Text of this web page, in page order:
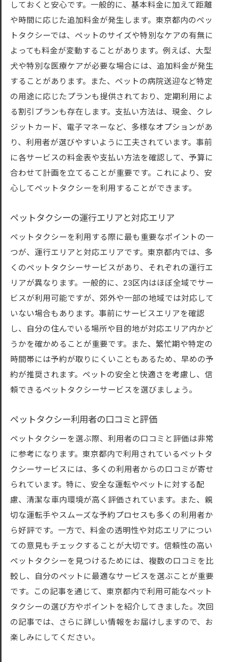
あなたのペットに最適な東京都内のペットタク
シーの選び方
ペットの年齢や健康状態に応じたタクシー
の選択
予約時に確認すべきペットタクシーの対応
内容
信頼できるペットタクシー会社の見分け方
ペットタクシーのサービス範囲と利用可能
時間
ペットタクシーの利用料金と割引制度の確
東京都内で利用できるペットタクシーの特徴と
選び方
東京都内のペットタクシーのサービス特徴
ペットタクシーの車両タイプとその違い
ペットタクシーの利用シーン別のおすすめ
ペットタクシーの利用前に知っておくべき
こと
ペットタクシーサービスの評判と選び方の
ポイント
に
ペットタクシーが日常の移動を楽にする理
由
緊急事態にも対応可能なペットタクシーの
サービス
ペットタクシーの定期利用とそのメリット
観光や旅行にも便利なペットタクシーの活
用法
ペットタクシーの利用者インタビューとそ
の感想
東京都内のペットタクシーサービス利用ガイド
ペットタクシーの利用手順と準備するもの
初めてのペットタクシー利用者へのアドバ
しておくと安心です。一般的に、基本料金に加えて距離
や時間に応じた追加料金が発生します。東京都内のペッ
トタクシーでは、ペットのサイズや特別なケアの有無に
よっても料金が変動することがあります。例えば、大型
犬や特別な医療ケアが必要な場合には、追加料金が発生
することがあります。また、ペットの病院送迎など特定
の用途に応じたプランも提供されており、定期利用によ
る割引プランも存在します。支払い方法は、現金、クレ
ジットカード、電子マネーなど、多様なオプションがあ
り、利用者が選びやすいように工夫されています。事前
に各サービスの料金表や支払い方法を確認して、予算に
合わせて計画を立てることが重要です。これにより、安
心してペットタクシーを利用することができます。
ペットタクシーの運行エリアと対応エリア
ペットタクシーを利用する際に最も重要なポイントの一
つが、運行エリアと対応エリアです。東京都内では、多
くのペットタクシーサービスがあり、それぞれの運行エ
リアが異なります。一般的に、23区内はほぼ全域でサー
ビスが利用可能ですが、郊外や一部の地域では対応して
いない場合もあります。事前にサービスエリアを確認
し、自分の住んでいる場所や目的地が対応エリア内かど
うかを確かめることが重要です。また、繁忙期や特定の
時間帯には予約が取りにくいこともあるため、早めの予
約が推奨されます。ペットの安全と快適さを考慮し、信
頼できるペットタクシーサービスを選びましょう。
ペットタクシー利用者の口コミと評価
ペットタクシーを選ぶ際、利用者の口コミと評価は非常
に参考になります。東京都内で利用されているペットタ
クシーサービスには、多くの利用者からの口コミが寄せ
られています。特に、安全な運転やペットに対する配
慮、清潔な車内環境が高く評価されています。また、親
切な運転手やスムーズな予約プロセスも多くの利用者か
ら好評です。一方で、料金の透明性や対応エリアについ
ての意見もチェックすることが大切です。信頼性の高い
ペットタクシーを見つけるためには、複数の口コミを比
較し、自分のペットに最適なサービスを選ぶことが重要
です。この記事を通じて、東京都内で利用可能なペット
タクシーの選び方やポイントを紹介してきました。次回
の記事では、さらに詳しい情報をお届けしますので、お
楽しみにしてください。